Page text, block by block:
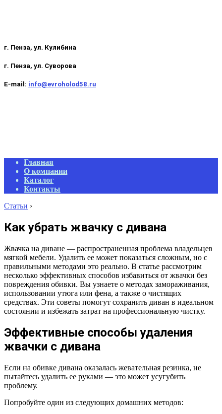
г. Пенза, ул. Кулибина
г. Пенза, ул. Суворова
E-mail: info@evroholod58.ru
Primary
Navigation
Menu
Главная
О компании
Каталог
Контакты
Статьи ›
Как убрать жвачку с дивана
Жвачка на диване — распространенная проблема владельцев
мягкой мебели. Удалить ее может показаться сложным, но с
правильными методами это реально. В статье рассмотрим
несколько эффективных способов избавиться от жвачки без
повреждения обивки. Вы узнаете о методах замораживания,
использовании утюга или фена, а также о чистящих
средствах. Эти советы помогут сохранить диван в идеальном
состоянии и избежать затрат на профессиональную чистку.
Эффективные способы удаления
жвачки с дивана
Если на обивке дивана оказалась жевательная резинка, не
пытайтесь удалить ее руками — это может усугубить
проблему.
Попробуйте один из следующих домашних методов: